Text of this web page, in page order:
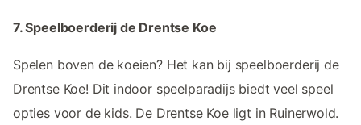
7. Speelboerderij de Drentse Koe
Spelen boven de koeien? Het kan bij speelboerderij de
Drentse Koe! Dit indoor speelparadijs biedt veel speel
opties voor de kids. De Drentse Koe ligt in Ruinerwold.